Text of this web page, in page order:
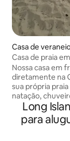
Casa de
Casa de praia
Nossa casa em
diretamente na
sua própria
natação,
churrasqueira
casa fica perto
acessível a
Long
para